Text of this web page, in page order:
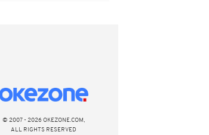
© 2007 - 2026 OKEZONE.COM,
ALL RIGHTS RESERVED